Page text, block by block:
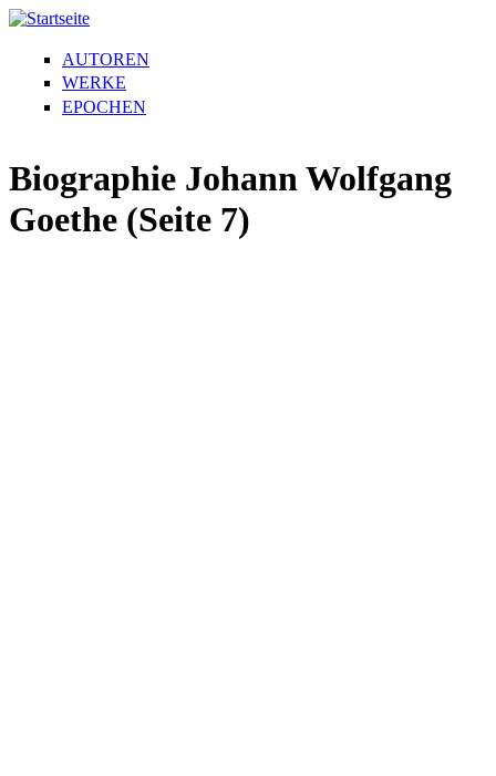
AUTOREN
WERKE
EPOCHEN
Biographie Johann Wolfgang
Goethe (Seite 7)